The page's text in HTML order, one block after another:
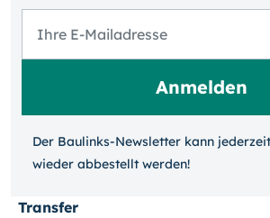
Der Baulinks-Newsletter kann
wieder ab­bestellt werden!
Transfer